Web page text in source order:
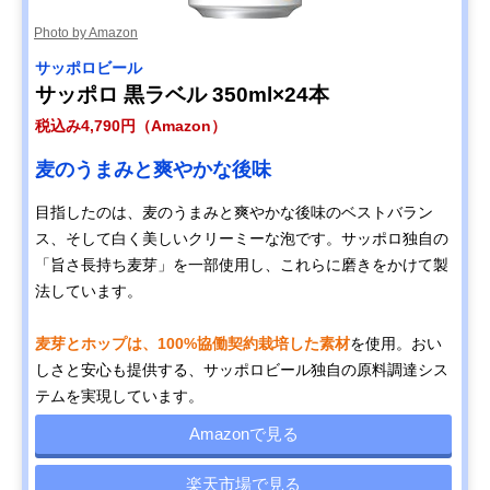
Photo by Amazon
サッポロビール
サッポロ 黒ラベル 350ml×24本
税込み4,790円（Amazon）
麦のうまみと爽やかな後味
目指したのは、麦のうまみと爽やかな後味のベストバラン
ス、そして白く美しいクリーミーな泡です。サッポロ独自の
「旨さ長持ち麦芽」を一部使用し、これらに磨きをかけて製
法しています。
麦芽とホップは、100%協働契約栽培した素材を使用。おい
しさと安心も提供する、サッポロビール独自の原料調達シス
テムを実現しています。
Amazonで見る
楽天市場で見る